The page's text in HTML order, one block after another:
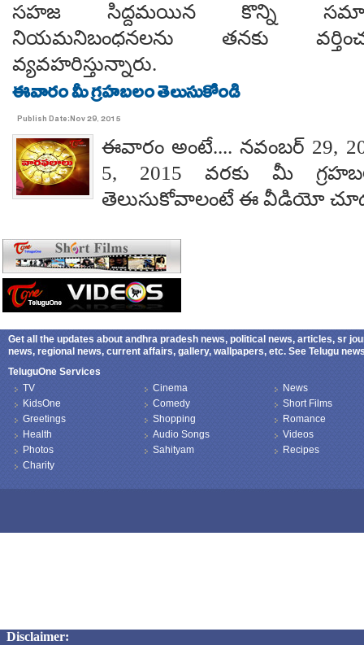
సహజ సిద్దమయిన కొన్ని సమాజ
నియమనిబంధనలను తనకు
వ్యవహరిస్తున్నారు.
ఈవారం మీ గ్రహబలం తెలుసుకోండి
Publish Date:Nov 29, 2015
ఈవారం అంటే.... నవంబర్ 29,
5, 2015 వరకు మీ
తెలుసుకోవాలంటే ఈ వీడియో
Get all the updates about andhra pradesh news, political news, articles, sr
news, regional news, current affairs, gallery, wallpapers, etc. See Telugu
TeluguOne Services
TV
KidsOne
Greetings
Health
Photos
Charity
Cinema
Comedy
Shopping
Audio Songs
Sahityam
News
Short Films
Romance
Videos
Recipes
Disclaimer: